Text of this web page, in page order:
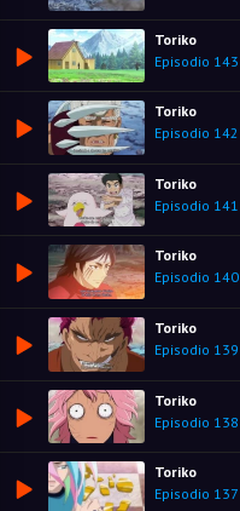
Toriko
Episodio 143
Toriko
Episodio 142
Toriko
Episodio 141
Toriko
Episodio 140
Toriko
Episodio 139
Toriko
Episodio 138
Toriko
Episodio 137